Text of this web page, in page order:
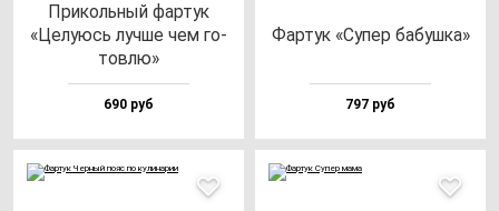
При­коль­ный фар­тук
«Целу­юсь луч­ше чем го­
тов­лю»
690 руб
Фар­тук «Супер ба­буш­ка»
797 руб